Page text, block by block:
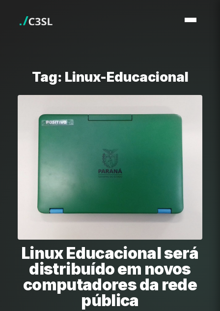
Tag: Linux-Educacional
Linux Educacional será
distribuído em novos
computadores da rede
pública